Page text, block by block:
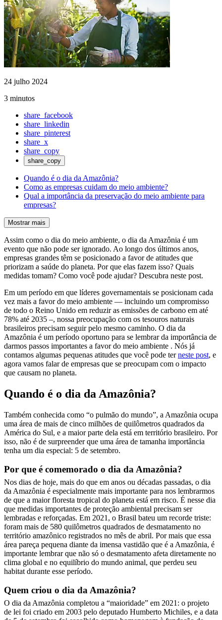
24 julho 2024
3 minutos
share_facebook
share_linkedin
share_pinterest
share_x
share_copy
share_copy
Quando é o dia da Amazônia?
Como as empresas cuidam do meio ambiente?
Qual a importância da preservação do meio ambiente para
empresas?
Mostrar mais
Assim como o dia do meio ambiente, o dia da Amazônia é um
evento que não pode ser ignorado. Ao longo dos últimos anos,
empresas grandes têm se posicionado a favor de atitudes que
priorizam a saúde do planeta. Por que elas fazem isso? Quais
medidas tomam? Como você pode ajudar? Descubra neste post.
Em um período em que líderes governamentais se posicionam cada
vez mais a favor do meio ambiente — incluindo um compromisso
de todo o Reino Unido em reduzir as emissões de carbono em até
78% até 2035 –, nossa preocupação com os tesouros naturais
brasileiros precisam seguir pelo mesmo caminho. O dia da
Amazônia é um período oportuno para se lembrar da importância de
darmos passos importantes a favor do meio ambiente . Nós já
contamos algumas pequenas atitudes que você pode terneste post, e
agora vamos falar de empresas que se preocupam com o impacto
que causam no planeta.
Quando é o dia da Amazônia?
Também conhecida como “o pulmão do mundo”, a Amazônia ocupa
uma área de mais de cinco milhões de quilômetros quadrados da
América do Sul, e a maior parte dela está em território brasileiro. Por
isso, não é de surpreender que uma área de tamanha importância
tenha um dia especial: 5 de setembro.
Por que é comemorado o dia da Amazônia?
Nos dias de hoje, mais do que em anos ou décadas passadas, o dia
da Amazônia é especialmente mais importante para nos lembrarmos
de que a maior floresta tropical do planeta está em risco. É nesse dia
que medidas importantes de proteção ambiental precisam ser
lembradas e reforçadas. Em 2021, o Brasil bateu um recorde triste:
foram mais de 580 quilômetros quadrados de desmatamento no
território amazônico registrados no mês de abril. Por mais que essa
área pareça pequena diante da imensa vastidão que é a Amazônia, é
importante lembrar que não só o desmatamento afeta diretamente no
clima global e no equilíbrio do mundo animal, que perdeu seu
habitat durante esse período.
Quem criou o dia da Amazônia?
O dia da Amazônia completou a “maioridade” em 2021: o projeto
de lei foi criado em 2003 pelo deputado Humberto Michiles, e a data